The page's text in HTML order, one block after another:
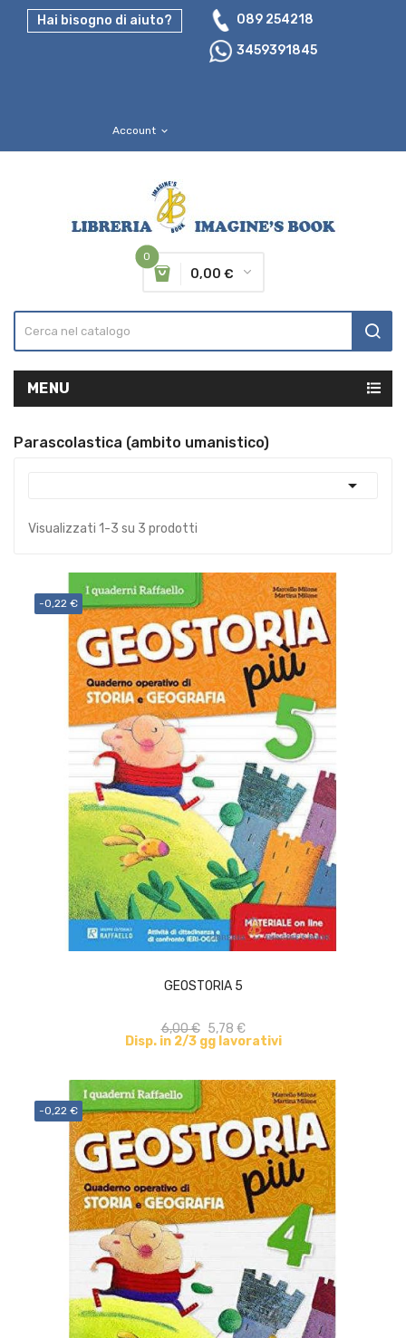
Hai bisogno di aiuto?
089 254218
3459391845
Account expand_more
0
0,00 €
MENU
Parascolastica (ambito umanistico)

Visualizzati 1-3 su 3 prodotti
-0,22 €
GEOSTORIA 5
6,00 € 5,78 €
Disp. in 2/3 gg lavorativi
ACQUISTA
-0,22 €